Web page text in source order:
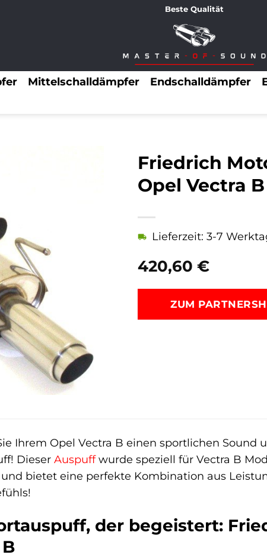
Beste Qualität
Mittelschalldämpfer Endschalldämpfer
Friedrich
Opel Vectra
420,60 €
Lieferzeit: 3-7
ZUM
Ihrem Opel Vectra B einen sportlichen
Dieser Auspuffwurde speziell für Vectra B
bietet eine perfekte Kombination aus
der begeistert: